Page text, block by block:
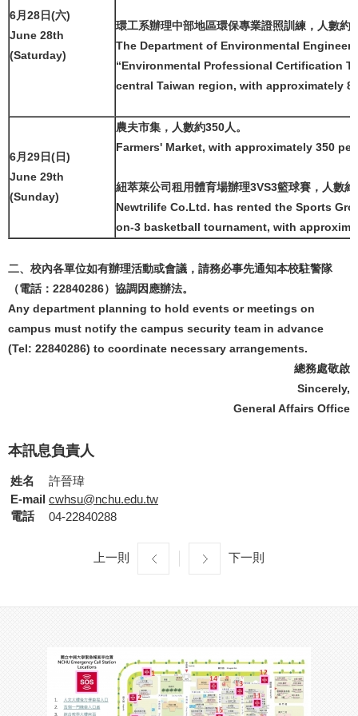
6月28日(六)
June 28th
(Saturday)
環工系辦理中部地區環保專業證照訓練，人數約
The Department of Environmental
“Environmental Professional Certification
central Taiwan region, with approximately
6月29日(日)
June 29th
(Sunday)
農夫市集，人數約350人。
Farmers' Market, with approximately 350
紐萃萊公司租用體育場辦理3VS3籃球賽，人數
Newtrilife Co.Ltd. has rented the Sports
on-3 basketball tournament, with
二、校內各單位如有辦理活動或會議，請務必事先通知本校駐警隊
（電話：22840286）協調因應辦法。
Any department planning to hold events or meetings on
campus must notify the campus security team in advance
(Tel: 22840286) to coordinate necessary arrangements.
總務處敬啟
Sincerely,
General Affairs Office
本訊息負責人
姓名
許晉瑋
E-mail cwhsu@nchu.edu.tw
電話
04-22840288
上一則 下一則